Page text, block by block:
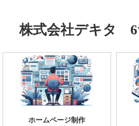
株式会社デキタ 6
ホームページ制作